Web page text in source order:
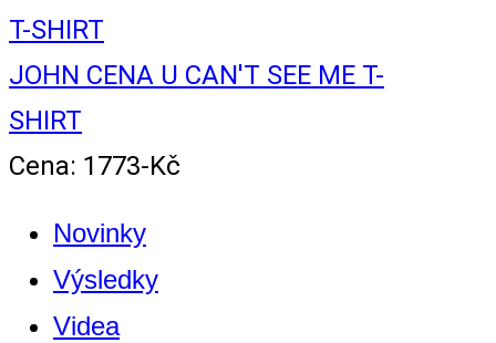
JOHN CENA U CAN'T SEE ME T-
SHIRT
Cena: 1773-Kč
Novinky
Výsledky
Videa